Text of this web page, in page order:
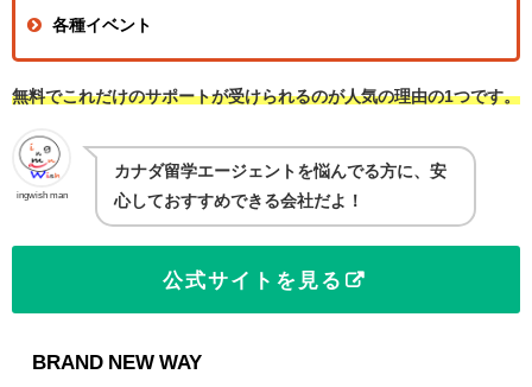
各種イベント
無料でこれだけのサポートが受けられるのが人気の理由の1つです。
ingwish man
カナダ留学エージェントを悩んでる方に、安
心しておすすめできる会社だよ！
公式サイトを見る
BRAND NEW WAY